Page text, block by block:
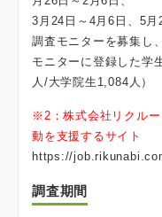
3月24日～4月6日、5
調査モニターを募集し、
モニターに登録した学
人/大学院生1,084人）
※2：株式会社リクル
動を支援するサイト
https://
調査期間